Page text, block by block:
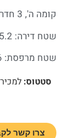
קומה ה', 3 חדרים
שטח דירה: 65.2 מ"ר
שטח מרפסת: 8.6 מ"ר
סטטוס:
צרו קשר